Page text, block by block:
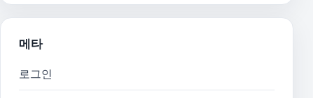
메타
로그인